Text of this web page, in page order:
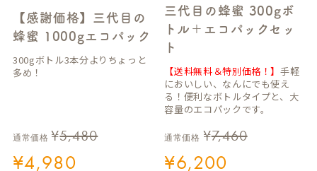
【感謝価格】三代目の
蜂蜜 1000gエコパック
300gボトル3本分よりちょっと
多め！
通常価格 ¥5,480
¥4,980
三代目の蜂蜜 300gボ
トル＋エコパックセッ
ト
【送料無料＆特別価格！】手軽
においしい、なんにでも使え
る！便利なボトルタイプと、大
容量のエコパックです。
通常価格 ¥7,460
¥6,200